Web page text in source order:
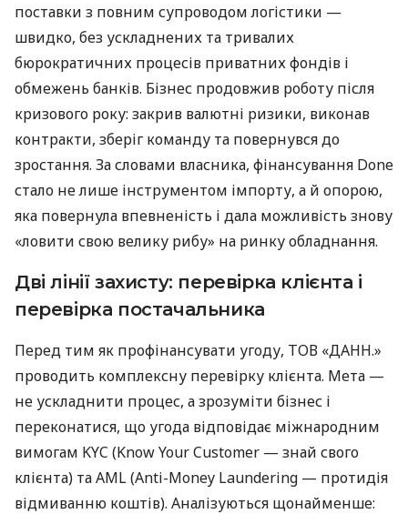
поставки з повним супроводом логістики —
швидко, без ускладнених та тривалих
бюрократичних процесів приватних фондів і
обмежень банків. Бізнес продовжив роботу після
кризового року: закрив валютні ризики, виконав
контракти, зберіг команду та повернувся до
зростання. За словами власника, фінансування Done
стало не лише інструментом імпорту, а й опорою,
яка повернула впевненість і дала можливість знову
«ловити свою велику рибу» на ринку обладнання.
Дві лінії захисту: перевірка клієнта і
перевірка постачальника
Перед тим як профінансувати угоду, ТОВ «ДАНН.»
проводить комплексну перевірку клієнта. Мета —
не ускладнити процес, а зрозуміти бізнес і
переконатися, що угода відповідає міжнародним
вимогам KYC (Know Your Customer — знай свого
клієнта) та AML (Anti-Money Laundering — протидія
відмиванню коштів). Аналізуються щонайменше: